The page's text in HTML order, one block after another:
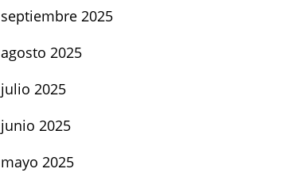
septiembre 2025
agosto 2025
julio 2025
junio 2025
mayo 2025